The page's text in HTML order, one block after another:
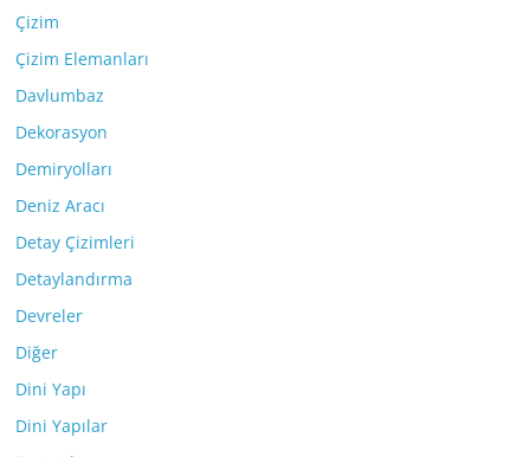
Çizim
Çizim Elemanları
Davlumbaz
Dekorasyon
Demiryolları
Deniz Aracı
Detay Çizimleri
Detaylandırma
Devreler
Diğer
Dini Yapı
Dini Yapılar